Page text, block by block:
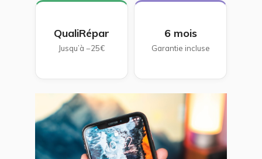
QualiRépar
Jusqu’à −25€
6 mois
Garantie incluse